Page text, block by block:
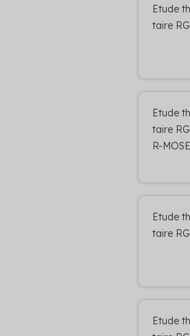
Etude
taire
Etude
taire
R-
Etude
taire
Etude